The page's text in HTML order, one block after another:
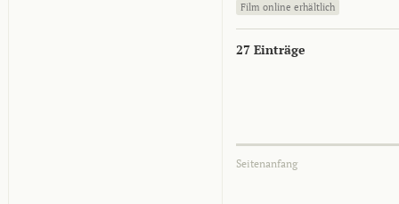
Film online erhältlich
27 Einträge
Seitenanfang